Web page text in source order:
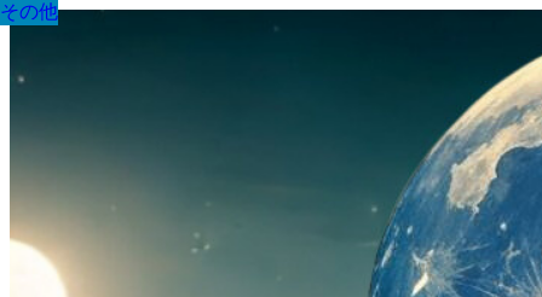
その他
その他
その他
その他
その他
その他
その他
その他
その他